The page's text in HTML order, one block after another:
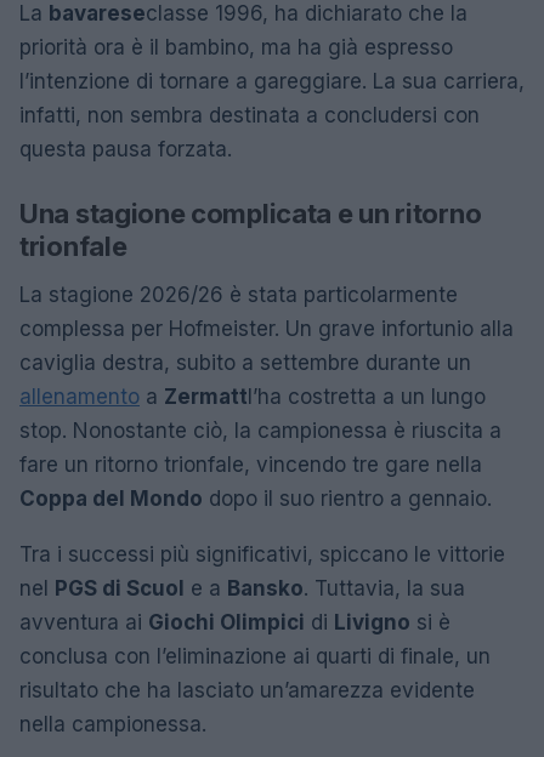
La bavareseclasse 1996, ha dichiarato che la
priorità ora è il bambino, ma ha già espresso
l’intenzione di tornare a gareggiare. La sua carriera,
infatti, non sembra destinata a concludersi con
questa pausa forzata.
Una stagione complicata e un ritorno
trionfale
La stagione 2026/26 è stata particolarmente
complessa per Hofmeister. Un grave infortunio alla
caviglia destra, subito a settembre durante un
allenamento a Zermatt l’ha costretta a un lungo
stop. Nonostante ciò, la campionessa è riuscita a
fare un ritorno trionfale, vincendo tre gare nella
Coppa del Mondo dopo il suo rientro a gennaio.
Tra i successi più significativi, spiccano le vittorie
nel
PGS di Scuol e a Bansko. Tuttavia, la sua
avventura ai Giochi Olimpici di Livigno si è
conclusa con l’eliminazione ai quarti di finale, un
risultato che ha lasciato un’amarezza evidente
nella campionessa.